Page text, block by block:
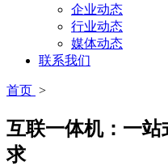
企业动态
行业动态
媒体动态
联系我们
首页 >
互联一体机：一
求